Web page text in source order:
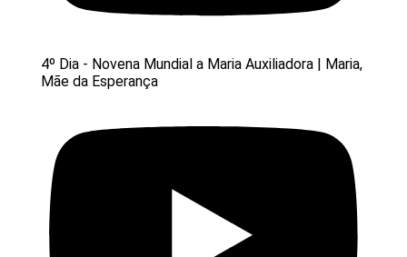
4º Dia - Novena Mundial a Maria Auxiliadora | Maria,
Mãe da Esperança